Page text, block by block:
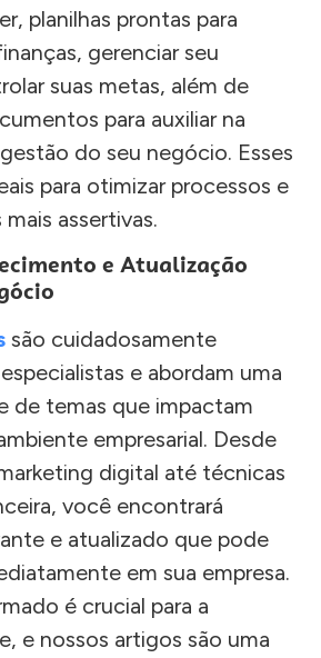
planilhas prontas para
gerenciar seu
suas metas, além de
para auxiliar na
do seu negócio. Esses
para otimizar processos e
assertivas.
e Atualização
são cuidadosamente
e abordam uma
de temas que impactam
empresarial. Desde
digital até técnicas
você encontrará
e atualizado que pode
em sua empresa.
é crucial para a
e nossos artigos são uma